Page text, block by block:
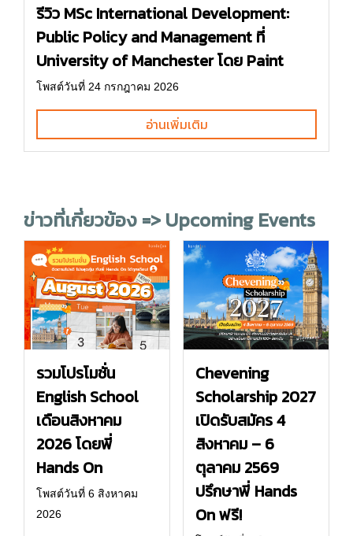
รีวิว MSc International Development:
Public Policy and Management ที่
University of Manchester โดย Paint
โพสต์วันที่ 24 กรกฎาคม 2026
อ่านเพิ่มเติม
ข่าวที่เกี่ยวข้อง => Upcoming Events
รวมโปรโมชั่น
English School
เดือนสิงหาคม
2026 โดยพี่
Hands On
โพสต์วันที่ 6 สิงหาคม
2026
Chevening
Scholarship 2027
เปิดรับสมัคร 4
สิงหาคม – 6
ตุลาคม 2569
ปรึกษาพี่ Hands
On ฟรี!